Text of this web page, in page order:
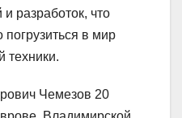
разработок, что
погрузиться в мир
техники.
Чемезов 20